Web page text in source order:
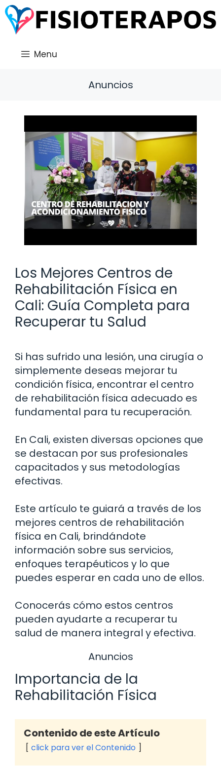
Saltar
al
contenido
Menu
Anuncios
Los Mejores Centros de
Rehabilitación Física en
Cali: Guía Completa para
Recuperar tu Salud
Si has sufrido una lesión, una cirugía o
simplemente deseas mejorar tu
condición física, encontrar el centro
de rehabilitación física adecuado es
fundamental para tu recuperación.
En Cali, existen diversas opciones que
se destacan por sus profesionales
capacitados y sus metodologías
efectivas.
Este artículo te guiará a través de los
mejores centros de rehabilitación
física en Cali, brindándote
información sobre sus servicios,
enfoques terapéuticos y lo que
puedes esperar en cada uno de ellos.
Conocerás cómo estos centros
pueden ayudarte a recuperar tu
salud de manera integral y efectiva.
Anuncios
Importancia de la
Rehabilitación Física
Contenido de este Artículo
click para ver el Contenido